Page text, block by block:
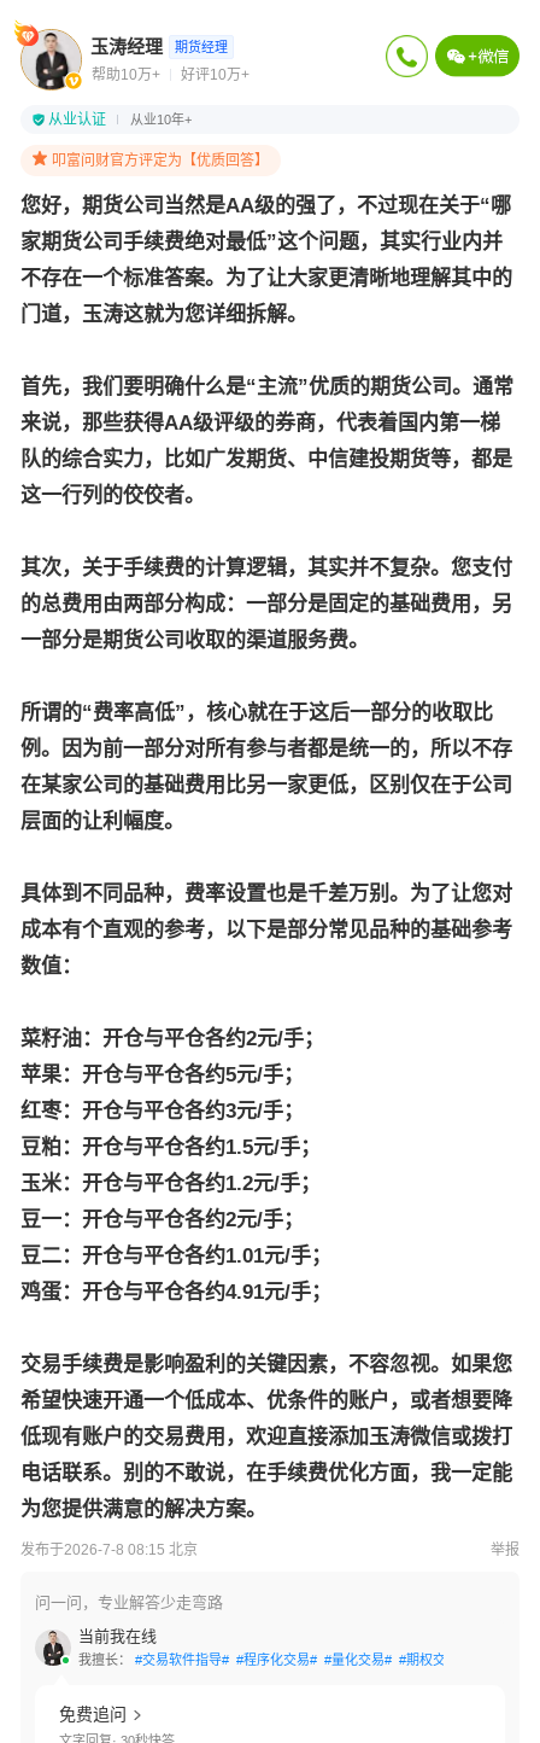
玉涛经理 期货经理
帮助10万+ 好评10万+
从业认证 从业10年+
叩富问财官方评定为【优质回答】
您好，期货公司当然是AA级的强了，不过现在关于“哪
家期货公司手续费绝对最低”这个问题，其实行业内并
不存在一个标准答案。为了让大家更清晰地理解其中的
门道，玉涛这就为您详细拆解。
首先，我们要明确什么是“主流”优质的期货公司。通常
来说，那些获得AA级评级的券商，代表着国内第一梯
队的综合实力，比如广发期货、中信建投期货等，都是
这一行列的佼佼者。
其次，关于手续费的计算逻辑，其实并不复杂。您支付
的总费用由两部分构成：一部分是固定的基础费用，另
一部分是期货公司收取的渠道服务费。
所谓的“费率高低”，核心就在于这后一部分的收取比
例。因为前一部分对所有参与者都是统一的，所以不存
在某家公司的基础费用比另一家更低，区别仅在于公司
层面的让利幅度。
具体到不同品种，费率设置也是千差万别。为了让您对
成本有个直观的参考，以下是部分常见品种的基础参考
数值：
菜籽油：开仓与平仓各约2元/手；
苹果：开仓与平仓各约5元/手；
红枣：开仓与平仓各约3元/手；
豆粕：开仓与平仓各约1.5元/手；
玉米：开仓与平仓各约1.2元/手；
豆一：开仓与平仓各约2元/手；
豆二：开仓与平仓各约1.01元/手；
鸡蛋：开仓与平仓各约4.91元/手；
交易手续费是影响盈利的关键因素，不容忽视。如果您
希望快速开通一个低成本、优条件的账户，或者想要降
低现有账户的交易费用，欢迎直接添加玉涛微信或拨打
电话联系。别的不敢说，在手续费优化方面，我一定能
为您提供满意的解决方案。
发布于2026-7-8 08:15 北京 举报
问一问，专业解答少走弯路
当前我在线
我擅长： #交易软件指导# #程序化交易# #量化交易# #期权交易#
免费追问